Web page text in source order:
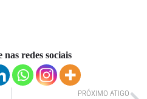
redes sociais
PRÓXIMO ATIGO